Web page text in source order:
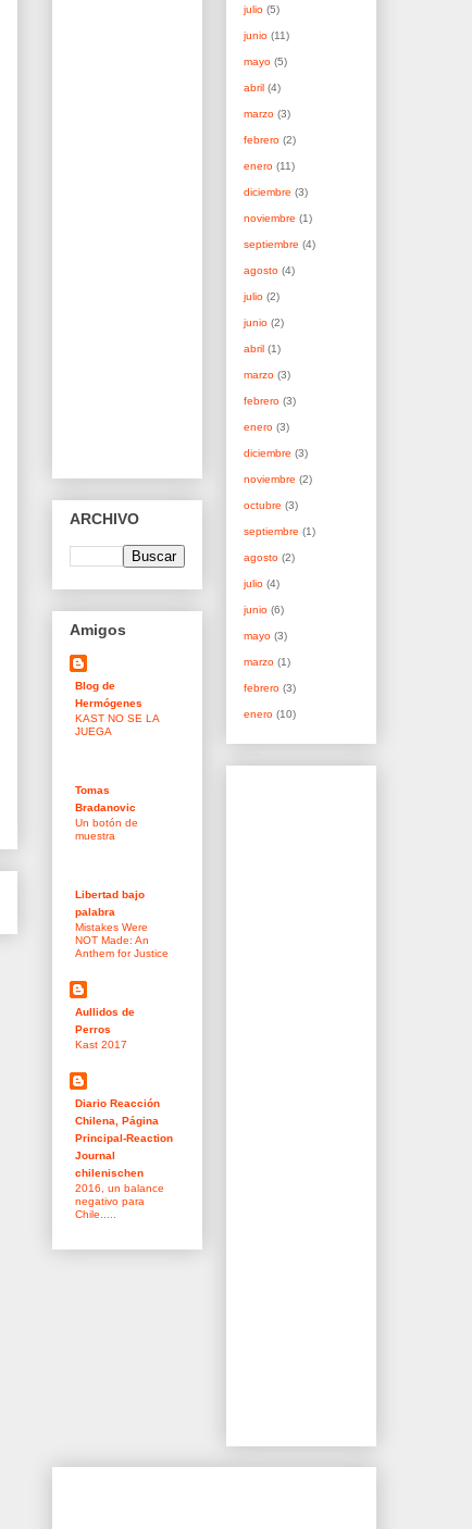
ARCHIVO
Amigos
Blog de
Hermógenes
KAST NO SE LA
JUEGA
Tomas
Bradanovic
Un botón de
muestra
Libertad bajo
palabra
Mistakes Were
NOT Made: An
Anthem for Justice
Aullidos de
Perros
Kast 2017
Diario Reacción
Chilena, Página
Principal-Reaction
Journal
chilenischen
2016, un balance
negativo para
Chile.....
julio (5)
junio (11)
mayo (5)
abril (4)
marzo (3)
febrero (2)
enero (11)
diciembre (3)
noviembre (1)
septiembre (4)
agosto (4)
julio (2)
junio (2)
abril (1)
marzo (3)
febrero (3)
enero (3)
diciembre (3)
noviembre (2)
octubre (3)
septiembre (1)
agosto (2)
julio (4)
junio (6)
mayo (3)
marzo (1)
febrero (3)
enero (10)